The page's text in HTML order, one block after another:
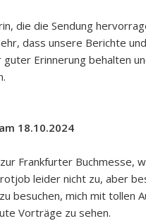
die die Sendung
dass unsere Berichte
Erinnerung behalten
18.10.2024
Frankfurter Buchmesse,
leider nicht zu, aber
besuchen, mich mit tollen
Vorträge zu sehen.